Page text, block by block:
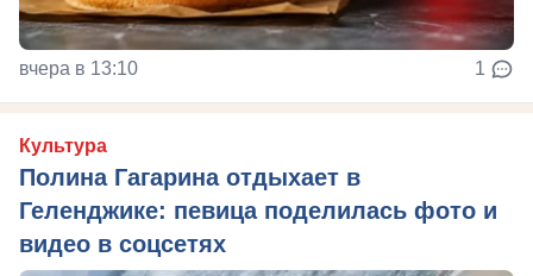
вчера в 13:10 1
Культура
Полина Гагарина отдыхает в
Геленджике: певица поделилась фото и
видео в соцсетях